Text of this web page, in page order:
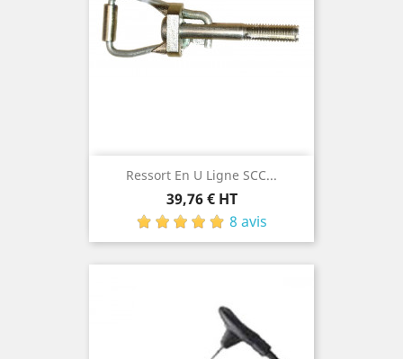
Ressort En U Ligne SCC...
Prix
39,76 € HT
8 avis